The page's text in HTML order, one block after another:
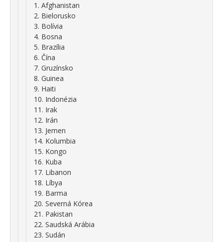
1. Afghanistan
2. Bielorusko
3. Bolívia
4. Bosna
5. Brazília
6. Čína
7. Gruzínsko
8. Guinea
9. Haiti
10. Indonézia
11. Irak
12. Irán
13. Jemen
14. Kolumbia
15. Kongo
16. Kuba
17. Libanon
18. Líbya
19. Barma
20. Severná Kórea
21. Pakistan
22. Saudská Arábia
23. Sudán